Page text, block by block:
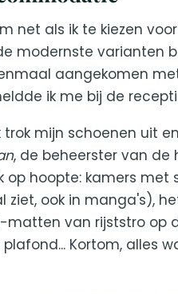
net als ik te kiezen
modernste varianten
aangekomen
ik me bij de
mijn schoenen uit
, de beheerster van de
op hoopte: kamers
ziet, ook in manga's),
van rijststro op
Kortom, alles